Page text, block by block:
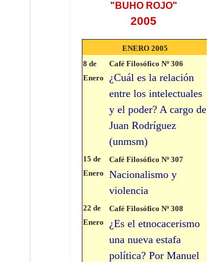
"BUHO ROJO"
2005
ENERO 2005
8 de
Enero
Café Filosófico Nº 306
¿Cuál es la relación
entre los intelectuales
y el poder? A cargo de
Juan Rodríguez
(unmsm)
15 de
Enero
Café Filosófico Nº 307
Nacionalismo y
violencia
22 de
Enero
Café Filosófico Nº 308
¿Es el etnocacerismo
una nueva estafa
política? Por Manuel